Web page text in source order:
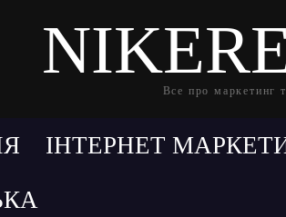
Все про маркетинг
ІНТЕРНЕТ